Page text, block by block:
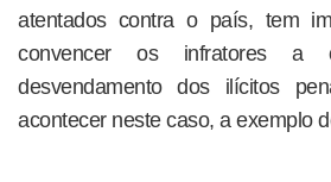
atentados contra o país, tem
convencer os infratores a
desvendamento dos ilícitos
acontecer neste caso, a exemplo